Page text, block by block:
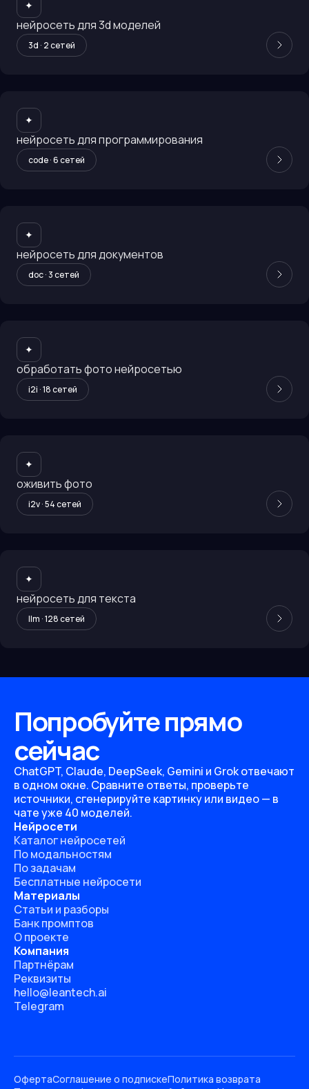
✦
нейросеть для 3d моделей
3d · 2сетей
✦
нейросеть для программирования
code·6сетей
✦
нейросеть для документов
doc·3сетей
✦
обработать фото нейросетью
i2i ·18сетей
✦
оживить фото
i2v·54сетей
✦
нейросеть для текста
llm ·128сетей
Попробуйте прямо
сейчас
ChatGPT, Claude, DeepSeek, Gemini и Grok отвечают
в одном окне. Сравните ответы, проверьте
источники, сгенерируйте картинку или видео — в
чате уже 40 моделей.
Нейросети
Каталог нейросетей
По модальностям
По задачам
Бесплатные нейросети
Материалы
Статьи и разборы
Банк промптов
О проекте
Компания
Партнёрам
Реквизиты
hello@leantech.ai
Telegram
ОфертаСоглашение о подпискеПолитика возврата